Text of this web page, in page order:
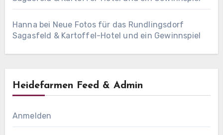
Hanna bei Neue Fotos für das Rundlingsdorf
Sagasfeld & Kartoffel-Hotel und ein Gewinnspiel
Heidefarmen Feed & Admin
Anmelden